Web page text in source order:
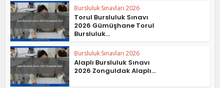
Bursluluk Sınavları 2026
Torul Bursluluk Sınavı
2026 Gümüşhane Torul
Bursluluk...
Bursluluk Sınavları 2026
Alaplı Bursluluk Sınavı
2026 Zonguldak Alaplı...